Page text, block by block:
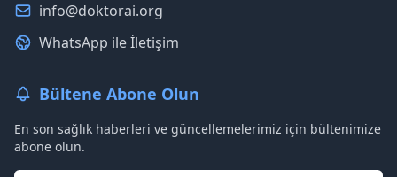
info@doktorai.org
WhatsApp ile İletişim
Bültene Abone Olun
En son sağlık haberleri ve güncellemelerimiz için bültenimize
abone olun.